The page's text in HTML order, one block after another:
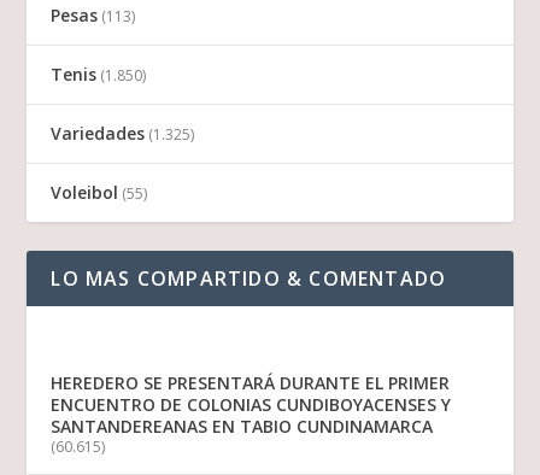
Pesas (113)
Tenis (1.850)
Variedades (1.325)
Voleibol (55)
LO MAS COMPARTIDO & COMENTADO
HEREDERO SE PRESENTARÁ DURANTE EL PRIMER
ENCUENTRO DE COLONIAS CUNDIBOYACENSES Y
SANTANDEREANAS EN TABIO CUNDINAMARCA
(60.615)